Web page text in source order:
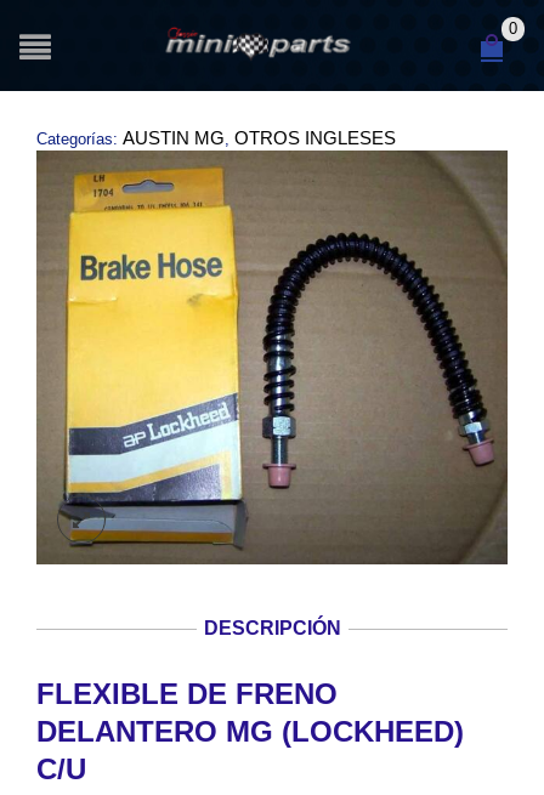
0
Categorías: AUSTIN MG OTROS INGLESES
DESCRIPCIÓN
FLEXIBLE DE FRENO
DELANTERO MG (LOCKHEED)
C/U